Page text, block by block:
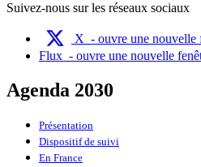
Suivez-nous sur les réseaux sociaux
X - ouvre une nouvelle
Flux - ouvre une nouvelle
Agenda 2030
Présentation
Dispositif de suivi
En France